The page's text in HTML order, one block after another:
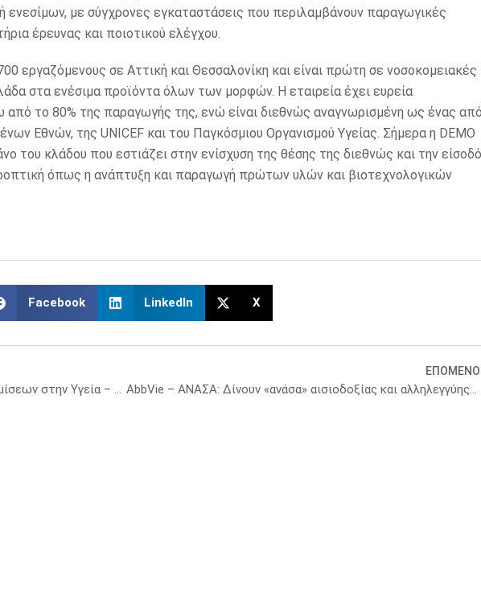
με σύγχρονες εγκαταστάσεις που περιλαμβάνουν παραγωγικές
έρευνας και ποιοτικού ελέγχου.
εργαζόμενους σε Αττική και Θεσσαλονίκη και είναι πρώτη σε νοσοκομειακές
στα ενέσιμα προϊόντα όλων των μορφών. Η εταιρεία έχει ευρεία
το 80% της παραγωγής της, ενώ είναι διεθνώς αναγνωρισμένη ως ένας
Εθνών, της UNICEF και του Παγκόσμιου Οργανισμού Υγείας. Σήμερα η DEMO
του κλάδου που εστιάζει στην ενίσχυση της θέσης της διεθνώς και την είσοδό
όπως η ανάπτυξη και παραγωγή πρώτων υλών και βιοτεχνολογικών
Facebook LinkedIn X
Μ. Θεμιστοκλέους: «Έξι χρόνια μεταρρυθμίσεων στην Υγεία – Ένα ΕΣΥ πιο ποιοτικό, πιο άμεσο, πιο αποδοτικό»
ΕΠΟΜΕΝΟ
AbbVie – ΑΝΑΣΑ: Δίνουν «ανάσα» αισιοδοξίας και αλληλεγγύης στην κοινωνία